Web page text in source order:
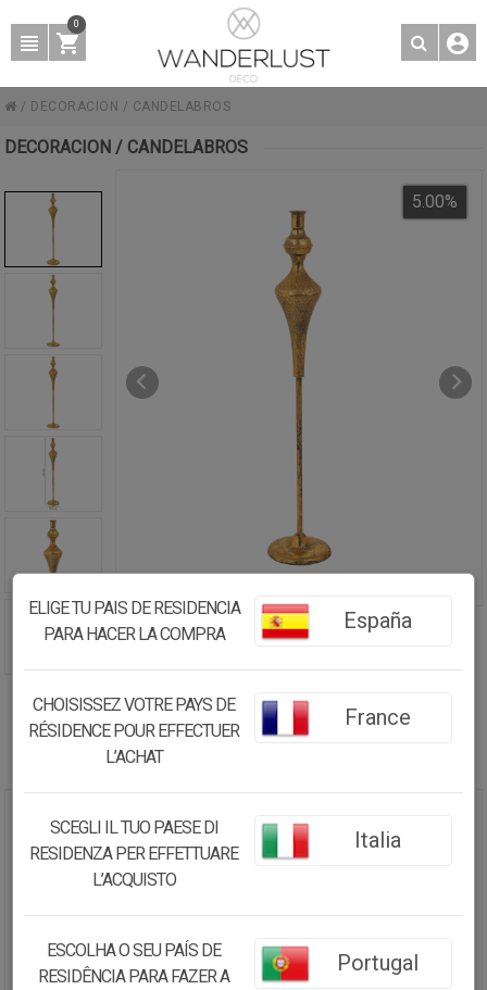
0
/ DECORACION / CANDELABROS
DECORACION / CANDELABROS
CANDELABRO DE METAL DORADO
12X12X62.5
5.00%
ELIGE TU PAIS DE RESIDENCIA
PARA HACER LA COMPRA
España
CHOISISSEZ VOTRE PAYS DE
RÉSIDENCE POUR EFFECTUER
L’ACHAT
France
SCEGLI IL TUO PAESE DI
RESIDENZA PER EFFETTUARE
L’ACQUISTO
Italia
ESCOLHA O SEU PAÍS DE
RESIDÊNCIA PARA FAZER A
Portugal